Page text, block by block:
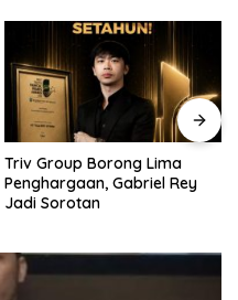
Nasim Khan Turun
Redam Polemik
dan SPBUN-SGN,